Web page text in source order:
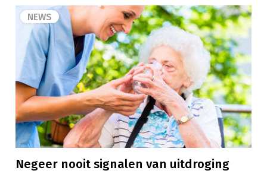
NEWS
Negeer nooit signalen van uitdroging